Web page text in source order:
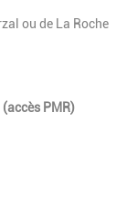
ou de La Roche
(accès PMR)